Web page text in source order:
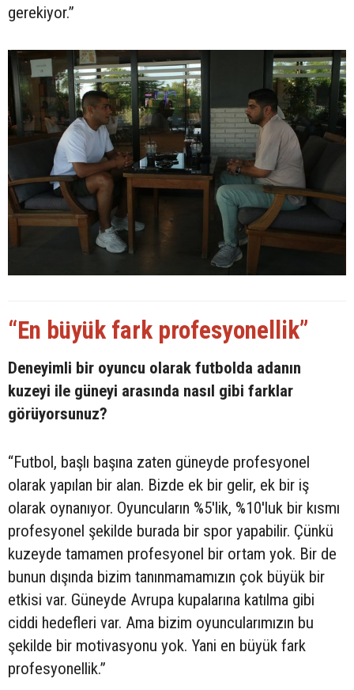
gerekiyor.”
“En büyük fark profesyonellik”
Deneyimli bir oyuncu olarak futbolda adanın
kuzeyi ile güneyi arasında nasıl gibi farklar
görüyorsunuz?
“Futbol, başlı başına zaten güneyde profesyonel
olarak yapılan bir alan. Bizde ek bir gelir, ek bir iş
olarak oynanıyor. Oyuncuların %5'lik, %10'luk bir kısmı
profesyonel şekilde burada bir spor yapabilir. Çünkü
kuzeyde tamamen profesyonel bir ortam yok. Bir de
bunun dışında bizim tanınmamamızın çok büyük bir
etkisi var. Güneyde Avrupa kupalarına katılma gibi
ciddi hedefleri var. Ama bizim oyuncularımızın bu
şekilde bir motivasyonu yok. Yani en büyük fark
profesyonellik.”